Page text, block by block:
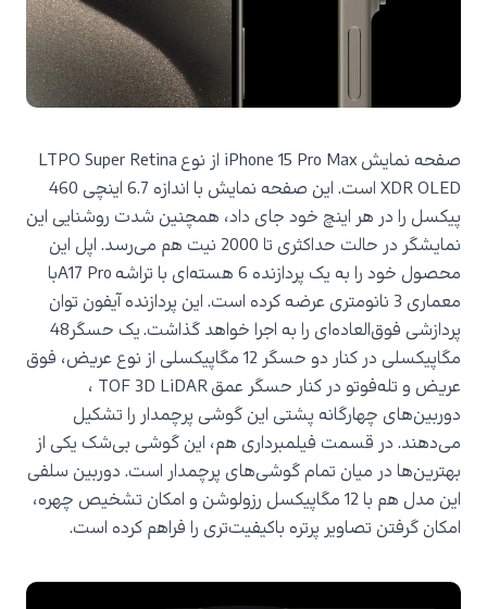
صفحه نمایشiPhone 15 Pro Max از نوع LTPO Super Retina
XDR OLED
است. این صفحه نمایش با اندازه 6.7 اینچی 460
پیکسل را در هر اینچ خود جای داد، همچنین شدت روشنایی این
نمایشگر در حالت حداکثری تا 2000 نیت هم می‌رسد. اپل این
محصول خود را به یک پردازنده 6 هسته‌ای با تراشه
A17 Proبا
معماری 3 نانومتری عرضه کرده است. این پردازنده آیفون توان
پردازشی فوق‌العاده‌ای را به اجرا خواهد گذاشت. یک حسگر48
مگاپیکسلی در کنار دو حسگر 12 مگاپیکسلی از نوع عریض، فوق
عریض و تله‌فوتو در کنار حسگر عمقTOF 3D LiDAR ،
دوربین‌های چهارگانه پشتی این گوشی پرچمدار را تشکیل
می‌دهند. در قسمت فیلمبرداری هم، این گوشی بی‌شک یکی از
بهترین‌ها در میان تمام گوشی‌های پرچمدار است. دوربین سلفی
این مدل هم با 12 مگاپیکسل رزولوشن و امکان تشخیص چهره،
امکان گرفتن تصاویر پرتره باکیفیت‌تری را فراهم کرده است.